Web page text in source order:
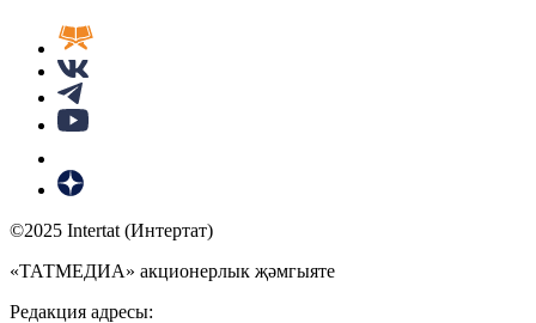
©2025 Intertat (Интертат)
«ТАТМЕДИА» акционерлык җәмгыяте
Редакция адресы: